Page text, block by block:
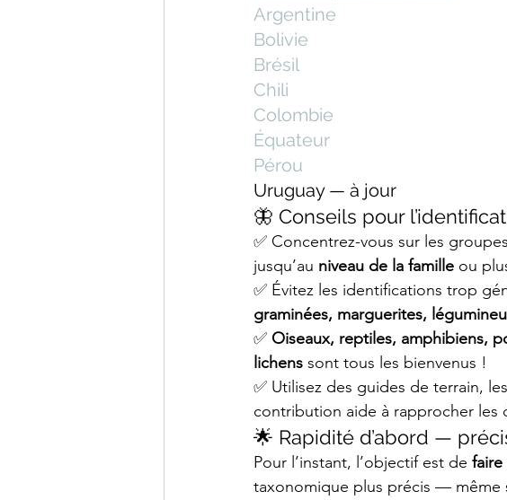
Argentine
Bolivie
Brésil
Chili
Colombie
Équateur
Pérou
Uruguay — à jour
🦋 Conseils pour
✅ Concentrez-vous sur les
jusqu’au niveau de la famille ou
✅ Évitez les identifications trop
graminées, marguerites,
✅ Oiseaux, reptiles, amphibiens,
lichens sont tous les bienvenus !
✅ Utilisez des guides de terrain,
contribution aide à rapprocher les
🌟 Rapidité d’abord —
Pour l’instant, l’objectif est de
taxonomique plus précis — même